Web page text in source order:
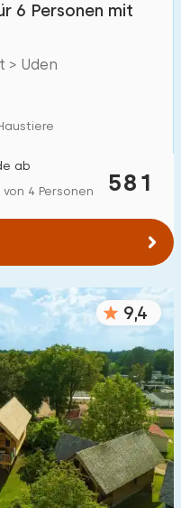
20
20
(max. km) :
5
4
6 Personen mit
> Uden
581
ab
4 Personen
9,4